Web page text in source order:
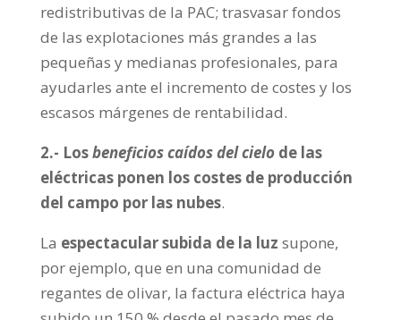
redistributivas de la PAC; trasvasar fondos
de las explotaciones más grandes a las
pequeñas y medianas profesionales, para
ayudarles ante el incremento de costes y los
escasos márgenes de rentabilidad.
2.- Losbeneficios caídos del cielode las
eléctricas ponen los costes de producción
del campo por las nubes.
La espectacular subida de la luz supone,
por ejemplo, que en una comunidad de
regantes de olivar, la factura eléctrica haya